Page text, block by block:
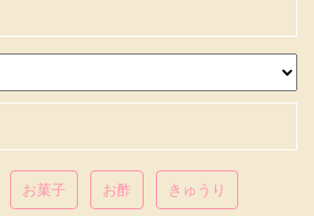
お菓子 お酢 きゅうり